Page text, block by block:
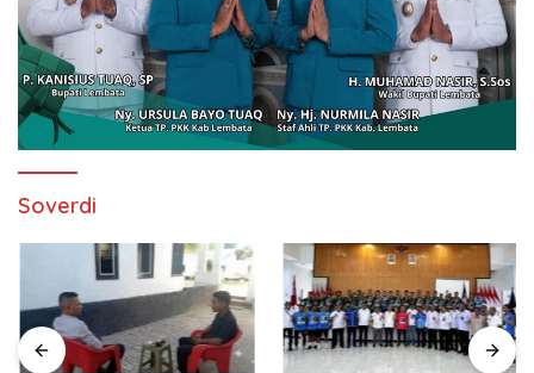
Soverdi